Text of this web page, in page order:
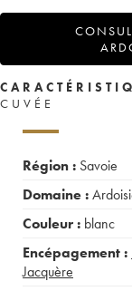
CUVÉE
Région : Savoie
Domaine :
Couleur : blanc
Encépagement :
Jacquère